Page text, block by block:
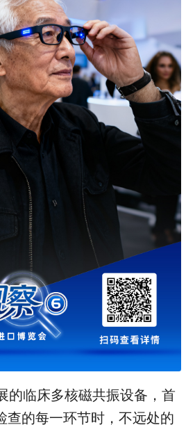
的临床多核磁共振设备，首
查的每一环节时，不远处的